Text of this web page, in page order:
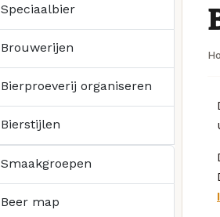
Speciaalbier
Brouwerijen
Bierproeverij organiseren
Bierstijlen
Smaakgroepen
Beer map